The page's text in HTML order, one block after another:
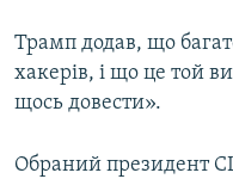
Трамп додав, що
хакерів, і що це той
щось довести».
Обраний президент